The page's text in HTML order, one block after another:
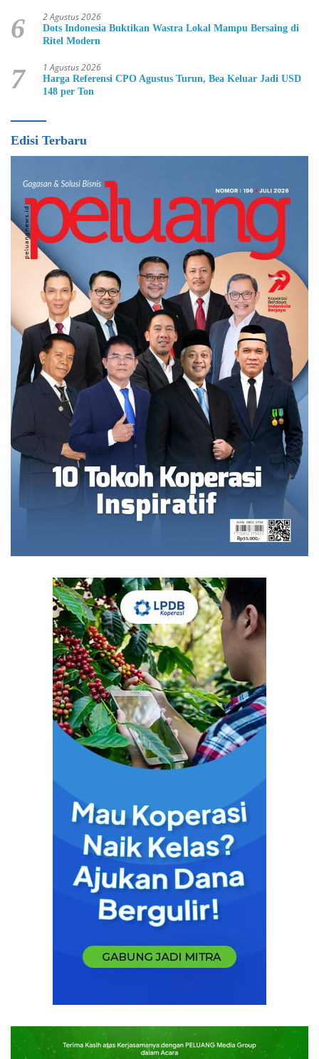
6 2 Agustus 2026
Dots Indonesia Buktikan Wastra Lokal Mampu Bersaing di
Ritel Modern
7 1 Agustus 2026
Harga Referensi CPO Agustus Turun, Bea Keluar Jadi USD
148 per Ton
Edisi Terbaru